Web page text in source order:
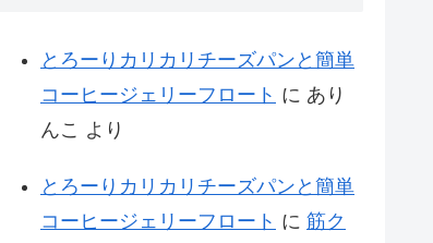
とろーりカリカリチーズパンと簡単
コーヒージェリーフロート に あり
んこ より
とろーりカリカリチーズパンと簡単
コーヒージェリーフロート に 筋ク